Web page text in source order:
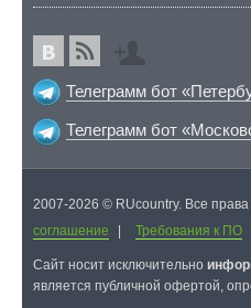
Телеграмм бот
Телеграмм бот
2007-2026 © RUcountry. Все
соглашение
| Требования к ПО
Cайт носит исключительно
является публичной офертой,